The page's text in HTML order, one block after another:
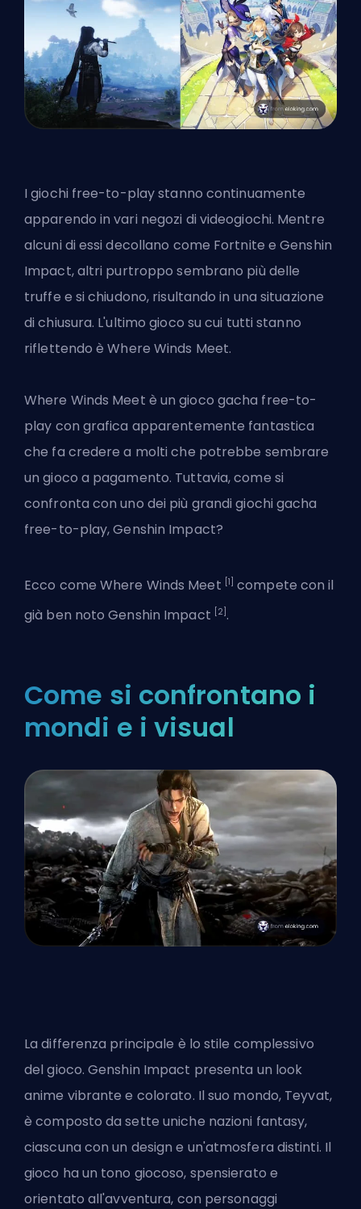
I giochi free-to-play stanno continuamente
apparendo in vari negozi di videogiochi. Mentre
alcuni di essi decollano come Fortnite e Genshin
Impact, altri purtroppo sembrano più delle
truffe e si chiudono, risultando in una situazione
di chiusura. L'ultimo gioco su cui tutti stanno
riflettendo è Where Winds Meet.
Where Winds Meet è un gioco gacha free-to-
play con grafica apparentemente fantastica
che fa credere a molti che potrebbe sembrare
un gioco a pagamento. Tuttavia, come si
confronta con uno dei più grandi giochi gacha
free-to-play, Genshin Impact?
Ecco come Where Winds Meet [1] compete con il
già ben noto Genshin Impact
[2] .
Come si confrontano i
mondi e i visual
La differenza principale è lo stile complessivo
del gioco. Genshin Impact presenta un look
anime vibrante e colorato. Il suo mondo, Teyvat,
è composto da sette uniche nazioni fantasy,
ciascuna con un design e un'atmosfera distinti. Il
gioco ha un tono giocoso, spensierato e
orientato all'avventura, con personaggi